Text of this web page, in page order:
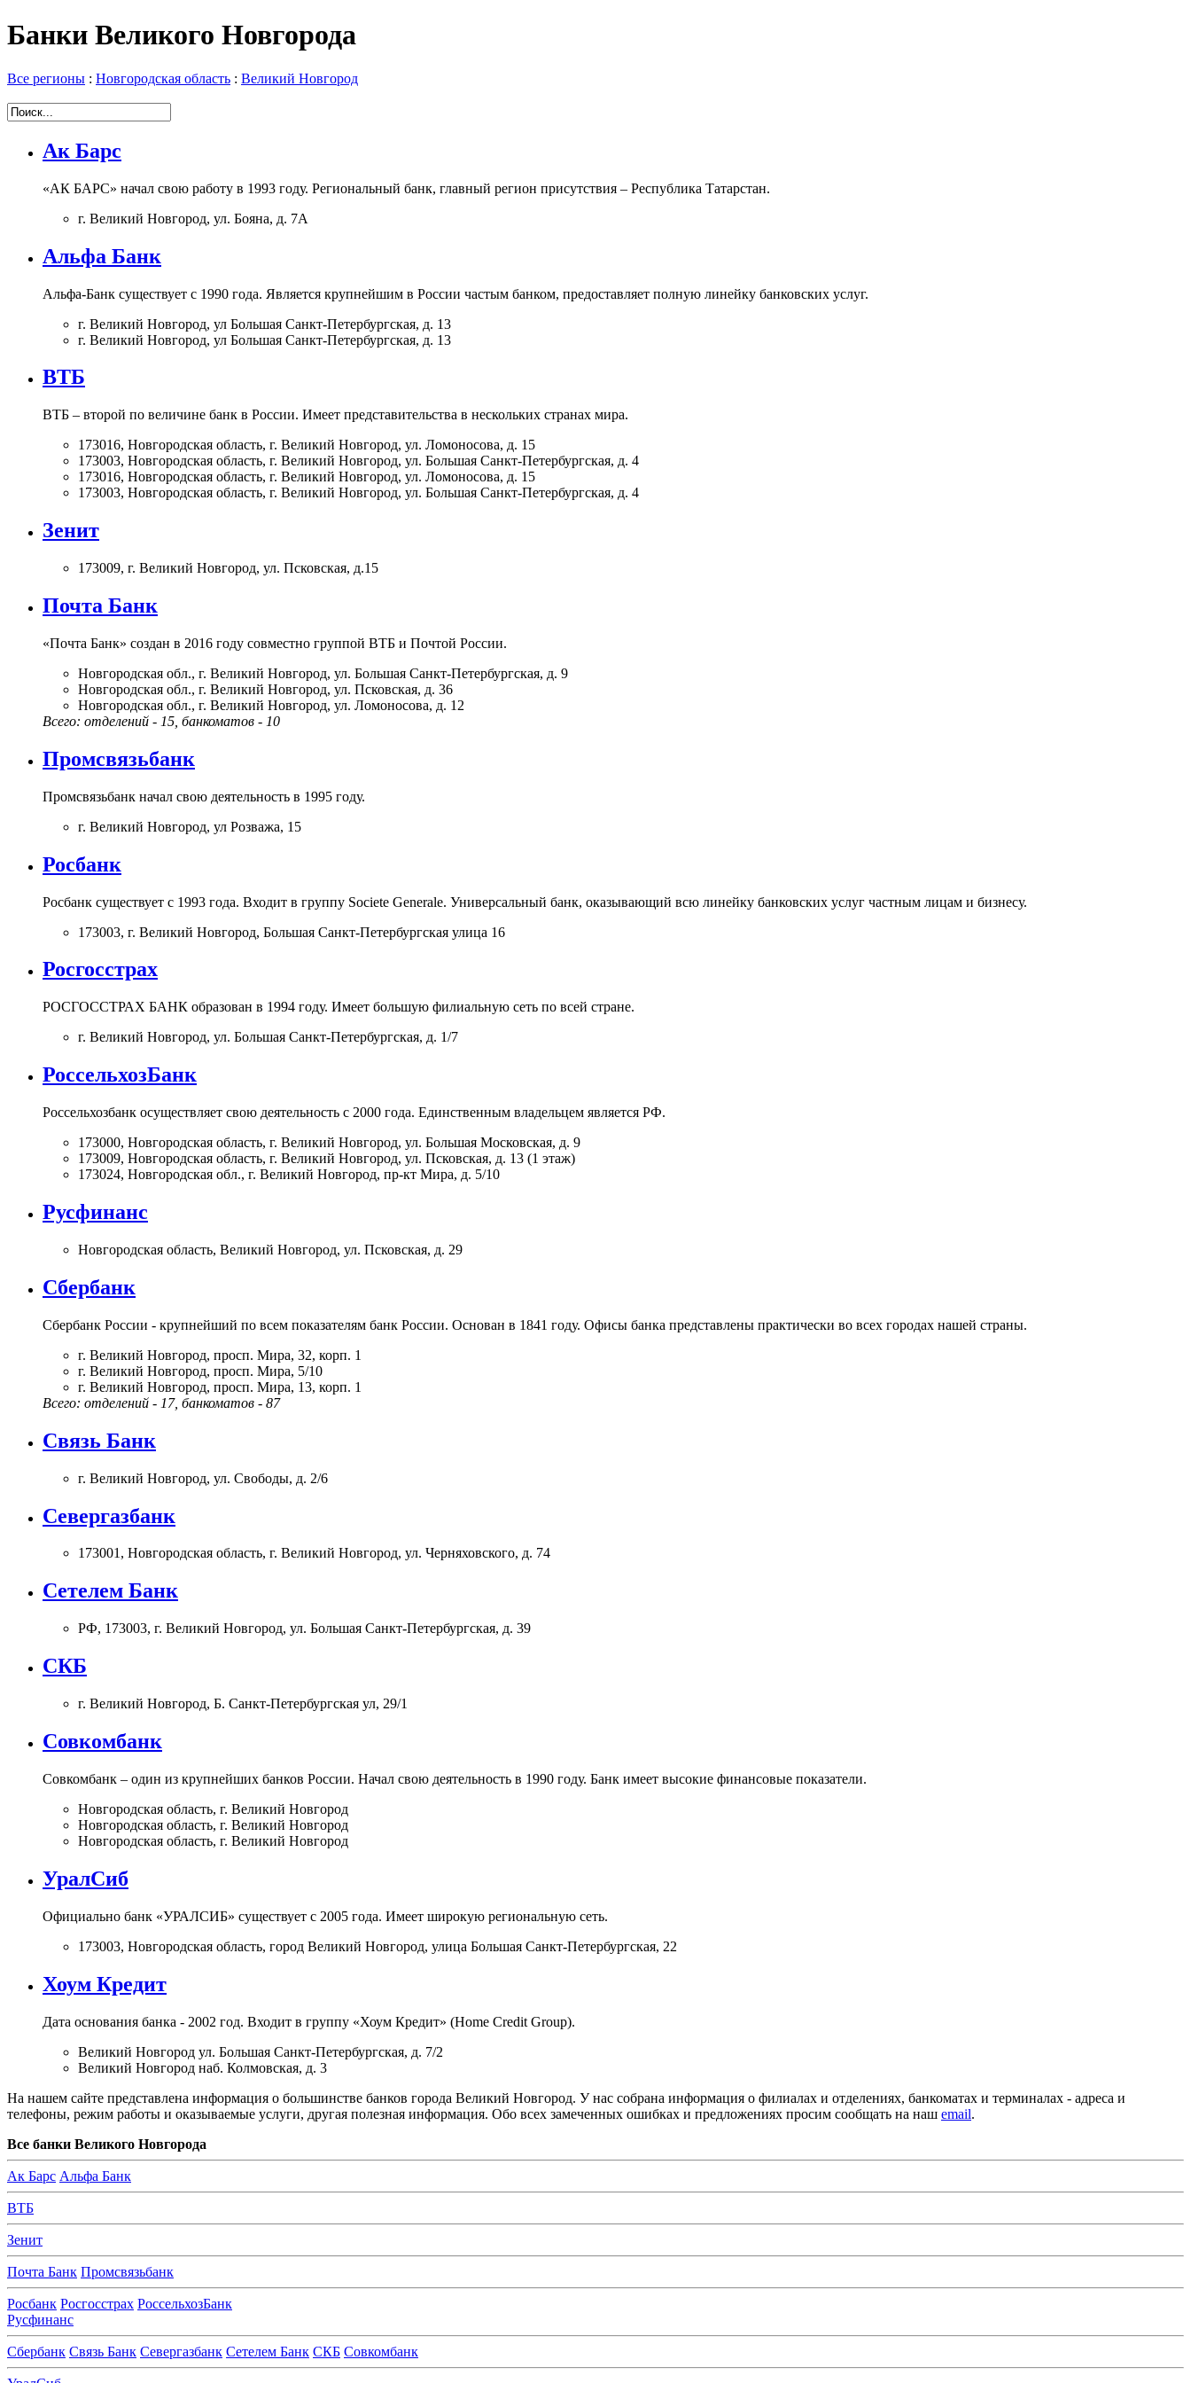
Банки Великого Новгорода
Все регионы : Новгородская область : Великий Новгород
Ак Барс
«АК БАРС» начал свою работу в 1993 году. Региональный банк, главный регион присутствия – Республика Татарстан.
г. Великий Новгород, ул. Бояна, д. 7А
Альфа Банк
Альфа-Банк существует с 1990 года. Является крупнейшим в России частым банком, предоставляет полную линейку банковских услуг.
г. Великий Новгород, ул Большая Санкт-Петербургская, д. 13
г. Великий Новгород, ул Большая Санкт-Петербургская, д. 13
ВТБ
ВТБ – второй по величине банк в России. Имеет представительства в нескольких странах мира.
173016, Новгородская область, г. Великий Новгород, ул. Ломоносова, д. 15
173003, Новгородская область, г. Великий Новгород, ул. Большая Санкт-Петербургская, д. 4
173016, Новгородская область, г. Великий Новгород, ул. Ломоносова, д. 15
173003, Новгородская область, г. Великий Новгород, ул. Большая Санкт-Петербургская, д. 4
Зенит
173009, г. Великий Новгород, ул. Псковская, д.15
Почта Банк
«Почта Банк» создан в 2016 году совместно группой ВТБ и Почтой России.
Новгородская обл., г. Великий Новгород, ул. Большая Санкт-Петербургская, д. 9
Новгородская обл., г. Великий Новгород, ул. Псковская, д. 36
Новгородская обл., г. Великий Новгород, ул. Ломоносова, д. 12
Всего: отделений - 15, банкоматов - 10
Промсвязьбанк
Промсвязьбанк начал свою деятельность в 1995 году.
г. Великий Новгород, ул Розважа, 15
Росбанк
Росбанк существует с 1993 года. Входит в группу Societe Generale. Универсальный банк, оказывающий всю линейку банковских услуг частным лицам и бизнесу.
173003, г. Великий Новгород, Большая Санкт-Петербургская улица 16
Росгосстрах
РОСГОССТРАХ БАНК образован в 1994 году. Имеет большую филиальную сеть по всей стране.
г. Великий Новгород, ул. Большая Санкт-Петербургская, д. 1/7
РоссельхозБанк
Россельхозбанк осуществляет свою деятельность с 2000 года. Единственным владельцем является РФ.
173000, Новгородская область, г. Великий Новгород, ул. Большая Московская, д. 9
173009, Новгородская область, г. Великий Новгород, ул. Псковская, д. 13 (1 этаж)
173024, Новгородская обл., г. Великий Новгород, пр-кт Мира, д. 5/10
Русфинанс
Новгородская область, Великий Новгород, ул. Псковская, д. 29
Сбербанк
Сбербанк России - крупнейший по всем показателям банк России. Основан в 1841 году. Офисы банка представлены практически во всех городах нашей страны.
г. Великий Новгород, просп. Мира, 32, корп. 1
г. Великий Новгород, просп. Мира, 5/10
г. Великий Новгород, просп. Мира, 13, корп. 1
Всего: отделений - 17, банкоматов - 87
Связь Банк
г. Великий Новгород, ул. Свободы, д. 2/6
Севергазбанк
173001, Новгородская область, г. Великий Новгород, ул. Черняховского, д. 74
Сетелем Банк
РФ, 173003, г. Великий Новгород, ул. Большая Санкт-Петербургская, д. 39
СКБ
г. Великий Новгород, Б. Санкт-Петербургская ул, 29/1
Совкомбанк
Совкомбанк – один из крупнейших банков России. Начал свою деятельность в 1990 году. Банк имеет высокие финансовые показатели.
Новгородская область, г. Великий Новгород
Новгородская область, г. Великий Новгород
Новгородская область, г. Великий Новгород
УралСиб
Официально банк «УРАЛСИБ» существует с 2005 года. Имеет широкую региональную сеть.
173003, Новгородская область, город Великий Новгород, улица Большая Санкт-Петербургская, 22
Хоум Кредит
Дата основания банка - 2002 год. Входит в группу «Хоум Кредит» (Home Credit Group).
Великий Новгород ул. Большая Санкт-Петербургская, д. 7/2
Великий Новгород наб. Колмовская, д. 3
На нашем сайте представлена информация о большинстве банков города Великий Новгород. У нас собрана информация о филиалах и отделениях, банкоматах и терминалах - адреса и
телефоны, режим работы и оказываемые услуги, другая полезная информация. Обо всех замеченных ошибках и предложениях просим сообщать на наш email.
Все банки Великого Новгорода
Ак Барс Альфа Банк
ВТБ
Зенит
Почта Банк Промсвязьбанк
Росбанк Росгосстрах РоссельхозБанк
Русфинанс
Сбербанк Связь Банк Севергазбанк Сетелем Банк СКБ Совкомбанк